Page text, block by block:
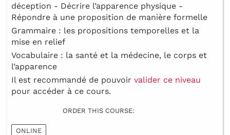
déception - Décrire l’apparence physique -
Répondre à une proposition de manière formelle
Grammaire : les propositions temporelles et la
mise en relief
Vocabulaire : la santé et la médecine, le corps et
l’apparence
Il est recommandé de pouvoir valider ce niveau
pour accéder à ce cours.
ORDER THIS COURSE:
ONLINE